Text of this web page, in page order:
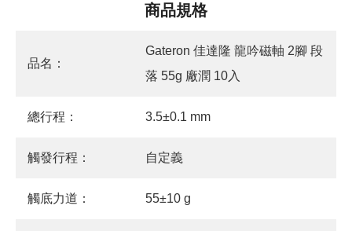
商品規格
品名：
Gateron 佳達隆 龍吟磁軸 2腳 段
落 55g 廠潤 10入
總行程： 3.5±0.1 mm
觸發行程： 自定義
觸底力道： 55±10 g